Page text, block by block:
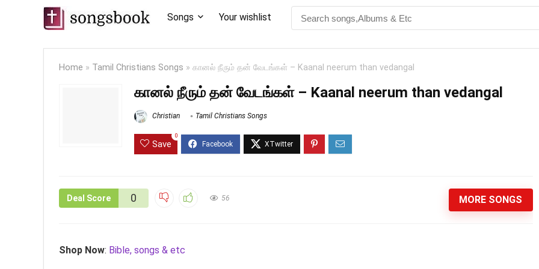
Songs Your wishlist
Home » Tamil Christians Songs » கானல் நீரும் தன்‌ வேடங்கள் – Kaanal neerum than vedangal
கானல் நீரும் தன்‌ வேடங்கள் – Kaanal neerum than vedangal
Christian Tamil Christians Songs
Save
0
Deal Score 0 56 MORE SONGS
Shop Now: Bible, songs & etc